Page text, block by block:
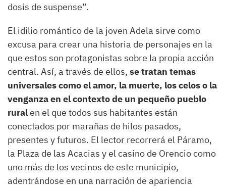
dosis de suspense”.
El idilio romántico de la joven Adela sirve como
excusa para crear una historia de personajes en la
que estos son protagonistas sobre la propia acción
central. Así, a través de ellos, se tratan temas
universales como el amor, la muerte, los celos o la
venganza en el contexto de un pequeño pueblo
ruralen el que todos sus habitantes están
conectados por marañas de hilos pasados,
presentes y futuros. El lector recorrerá el Páramo,
la Plaza de las Acacias y el casino de Orencio como
uno más de los vecinos de este municipio,
adentrándose en una narración de apariencia